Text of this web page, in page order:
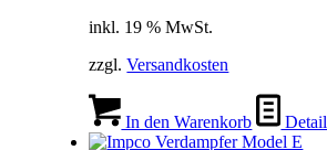
inkl. 19 % MwSt.
zzgl.Versandkosten
In den Warenkorb